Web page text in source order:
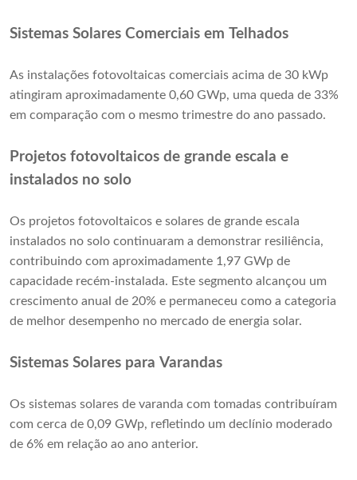
Sistemas Solares Comerciais em Telhados
As instalações fotovoltaicas comerciais acima de 30 kWp
atingiram aproximadamente 0,60 GWp, uma queda de 33%
em comparação com o mesmo trimestre do ano passado.
Projetos fotovoltaicos de grande escala e
instalados no solo
Os projetos fotovoltaicos e solares de grande escala
instalados no solo continuaram a demonstrar resiliência,
contribuindo com aproximadamente 1,97 GWp de
capacidade recém-instalada. Este segmento alcançou um
crescimento anual de 20% e permaneceu como a categoria
de melhor desempenho no mercado de energia solar.
Sistemas Solares para Varandas
Os sistemas solares de varanda com tomadas contribuíram
com cerca de 0,09 GWp, refletindo um declínio moderado
de 6% em relação ao ano anterior.